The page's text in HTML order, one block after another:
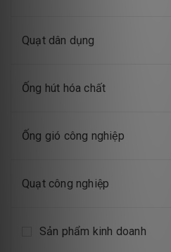
Quạt dân dụng
Ống hút hóa chất
Ống gió công nghiệp
Quạt công nghiệp
Sản phẩm kinh doanh